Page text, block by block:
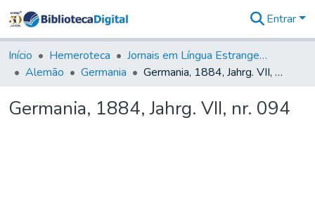
&
Coleções
Tudo na
Digital
Entrar
Início Hemeroteca
Jornais em Língua Estrangeira
Alemão
Germania Germania, 1884, Jahrg. VII, nr. 094
Germania, 1884, Jahrg. VII, nr. 094